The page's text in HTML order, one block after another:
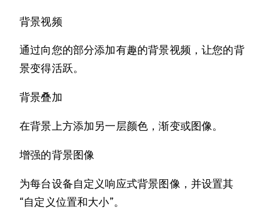
背景视频
通过向您的部分添加有趣的背景视频，让您的背
景变得活跃。
背景叠加
在背景上方添加另一层颜色，渐变或图像。
增强的背景图像
为每台设备自定义响应式背景图像，并设置其
“自定义位置和大小”。